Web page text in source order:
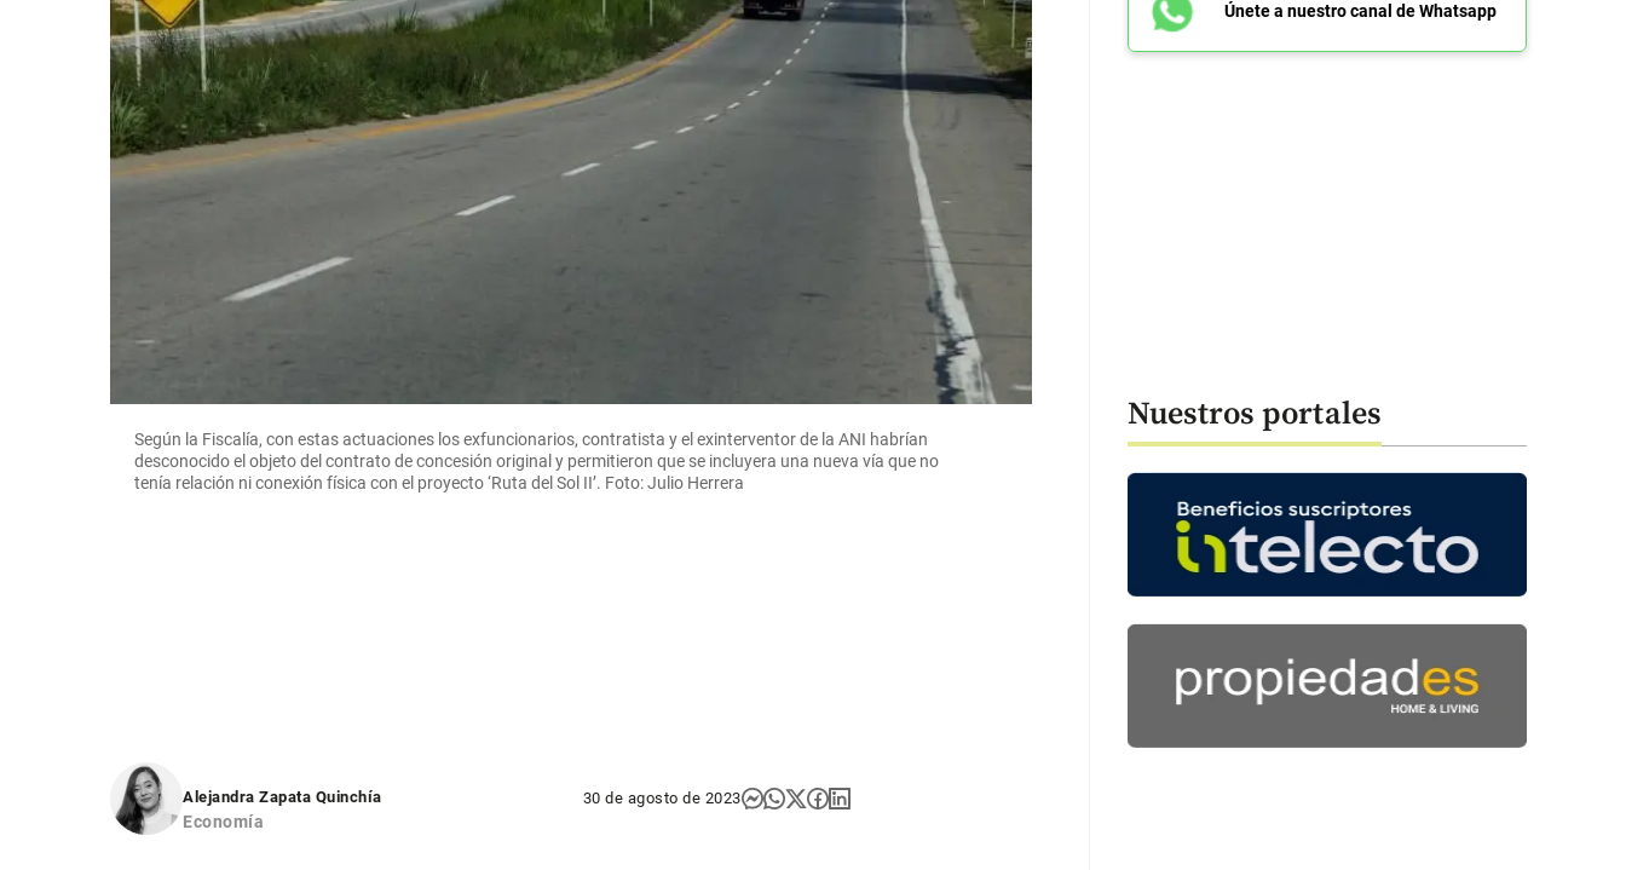
Según la Fiscalía, con estas actuaciones los exfuncionarios, contratista y el exinterventor de la ANI habrían
desconocido el objeto del contrato de concesión original y permitieron que se incluyera una nueva vía que no
tenía relación ni conexión física con el proyecto ‘Ruta del Sol II’. Foto: Julio Herrera
Alejandra Zapata Quinchía
Economía
30 de agosto de 2023
Únete a nuestro canal de Whatsapp
Nuestros portales